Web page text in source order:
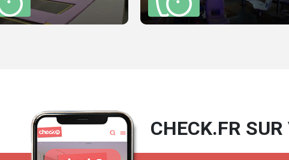
CHECK.FR